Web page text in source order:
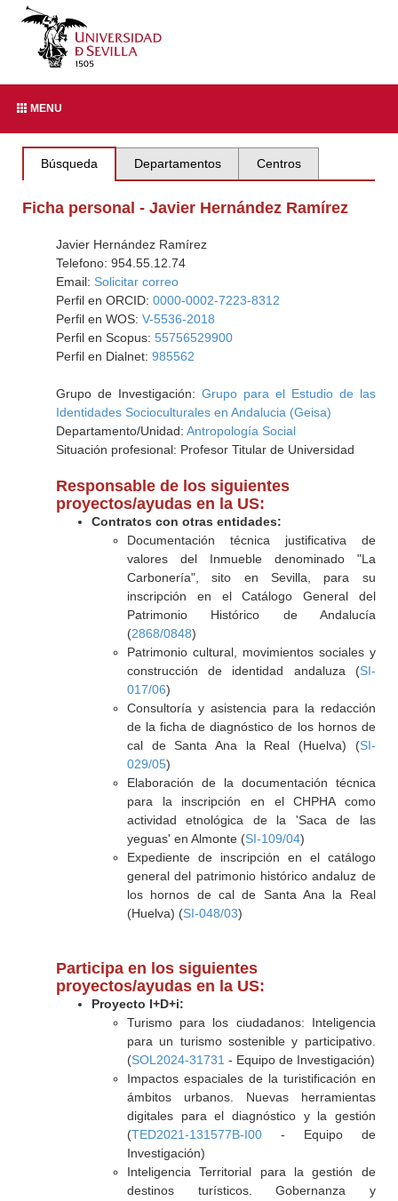
MENU
Búsqueda Departamentos Centros
Ficha personal - Javier Hernández Ramírez
Javier Hernández Ramírez
Telefono: 954.55.12.74
Email: Solicitar correo
Perfil en ORCID: 0000-0002-7223-8312
Perfil en WOS: V-5536-2018
Perfil en Scopus: 55756529900
Perfil en Dialnet: 985562
Grupo de Investigación: Grupo para el Estudio de las
Identidades Socioculturales en Andalucia (Geisa)
Departamento/Unidad: Antropología Social
Situación profesional: Profesor Titular de Universidad
Responsable de los siguientes
proyectos/ayudas en la US:
Contratos con otras entidades:
Documentación técnica justificativa de
valores del Inmueble denominado "La
Carbonería", sito en Sevilla, para su
inscripción en el Catálogo General del
Patrimonio Histórico de Andalucía
(2868/0848)
Patrimonio cultural, movimientos sociales y
construcción de identidad andaluza (SI-
017/06)
Consultoría y asistencia para la redacción
de la ficha de diagnóstico de los hornos de
cal de Santa Ana la Real (Huelva) (SI-
029/05)
Elaboración de la documentación técnica
para la inscripción en el CHPHA como
actividad etnológica de la 'Saca de las
yeguas' en Almonte (SI-109/04)
Expediente de inscripción en el catálogo
general del patrimonio histórico andaluz de
los hornos de cal de Santa Ana la Real
(Huelva) (SI-048/03)
Participa en los siguientes
proyectos/ayudas en la US:
Proyecto I+D+i:
Turismo para los ciudadanos: Inteligencia
para un turismo sostenible y participativo.
(SOL2024-31731 - Equipo de Investigación)
Impactos espaciales de la turistificación en
ámbitos urbanos. Nuevas herramientas
digitales para el diagnóstico y la gestión
(TED2021-131577B-I00- Equipo de
Investigación)
Inteligencia Territorial para la gestión de
destinos turísticos. Gobernanza y